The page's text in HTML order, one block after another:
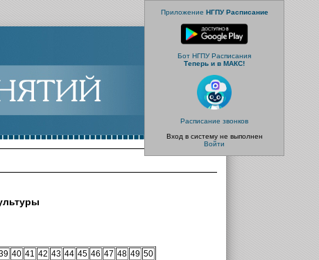
Приложение НГПУ Расписание
Бот НГПУ Расписания
Теперь и в МАКС!
Расписание звонков
Вход в систему не выполнен
Войти
40 41 42 43 44 45 46 47 48 49 50